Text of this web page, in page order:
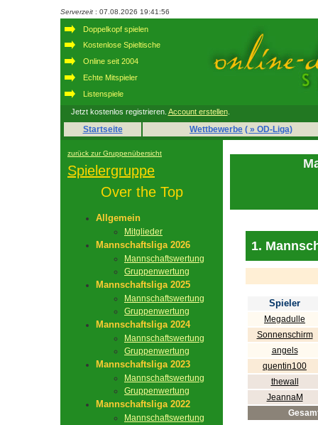
Serverzeit : 07.08.2026 19:41:56
Doppelkopf spielen
Kostenlose Spieltische
Online seit 2004
Echte Mitspieler
Listenspiele
Jetzt kostenlos registrieren. Account erstellen.
Startseite Wettbewerbe ( » OD-Liga)
zurück zur Gruppenübersicht
Spielergruppe
Over the Top
Allgemein
Mitglieder
Mannschaftsliga 2026
Mannschaftswertung
Gruppenwertung
Mannschaftsliga 2025
Mannschaftswertung
Gruppenwertung
Mannschaftsliga 2024
Mannschaftswertung
Gruppenwertung
Mannschaftsliga 2023
Mannschaftswertung
Gruppenwertung
Mannschaftsliga 2022
Mannschaftswertung
1.
Spieler
Megadulle
Sonnenschirm
angels
quentin100
thewall
JeannaM